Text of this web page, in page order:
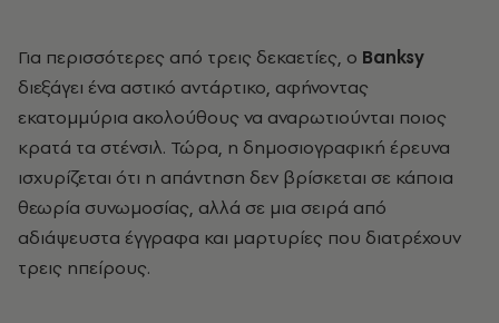
Για περισσότερες από τρεις δεκαετίες, ο Banksy
διεξάγει ένα αστικό αντάρτικο, αφήνοντας
εκατομμύρια ακολούθους να αναρωτιούνται ποιος
κρατά τα στένσιλ. Τώρα, η δημοσιογραφική έρευνα
ισχυρίζεται ότι η απάντηση δεν βρίσκεται σε κάποια
θεωρία συνωμοσίας, αλλά σε μια σειρά από
αδιάψευστα έγγραφα και μαρτυρίες που διατρέχουν
τρεις ηπείρους.